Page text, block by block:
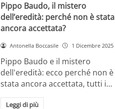
Pippo Baudo, il mistero
dell’eredità: perché non è stata
ancora accettata?
Antonella Boccasile 1 Dicembre 2025
Pippo Baudo e il mistero
dell'eredità: ecco perché non è
stata ancora accettata, tutti i…
Leggi di più